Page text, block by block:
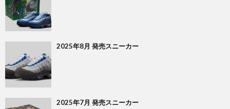
2025年8月 発売スニーカー
2025年7月 発売スニーカー